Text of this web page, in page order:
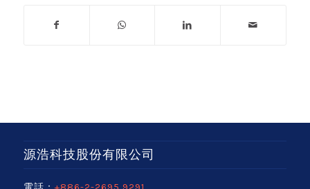
源浩科技股份有限公司